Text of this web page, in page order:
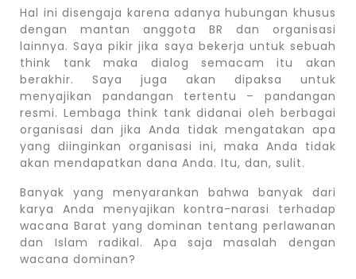
Hal ini disengaja karena adanya hubungan khusus
dengan mantan anggota BR dan organisasi
lainnya. Saya pikir jika saya bekerja untuk sebuah
think tank maka dialog semacam itu akan
berakhir. Saya juga akan dipaksa untuk
menyajikan pandangan tertentu – pandangan
resmi. Lembaga think tank didanai oleh berbagai
organisasi dan jika Anda tidak mengatakan apa
yang diinginkan organisasi ini, maka Anda tidak
akan mendapatkan dana Anda. Itu, dan, sulit.
Banyak yang menyarankan bahwa banyak dari
karya Anda menyajikan kontra-narasi terhadap
wacana Barat yang dominan tentang perlawanan
dan Islam radikal. Apa saja masalah dengan
wacana dominan?